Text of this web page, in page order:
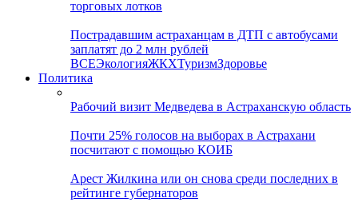
торговых лотков
Пострадавшим астраханцам в ДТП с автобусами
заплатят до 2 млн рублей
ВСЕЭкологияЖКХТуризмЗдоровье
Политика
Рабочий визит Медведева в Астраханскую область
Почти 25% голосов на выборах в Астрахани
посчитают с помощью КОИБ
Арест Жилкина или он снова среди последних в
рейтинге губернаторов